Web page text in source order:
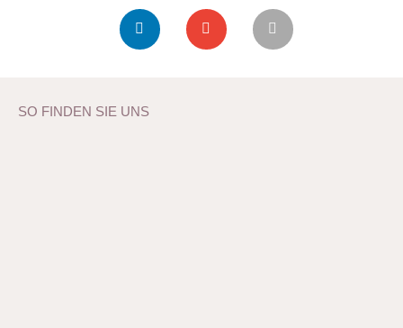
SO FINDEN SIE UNS